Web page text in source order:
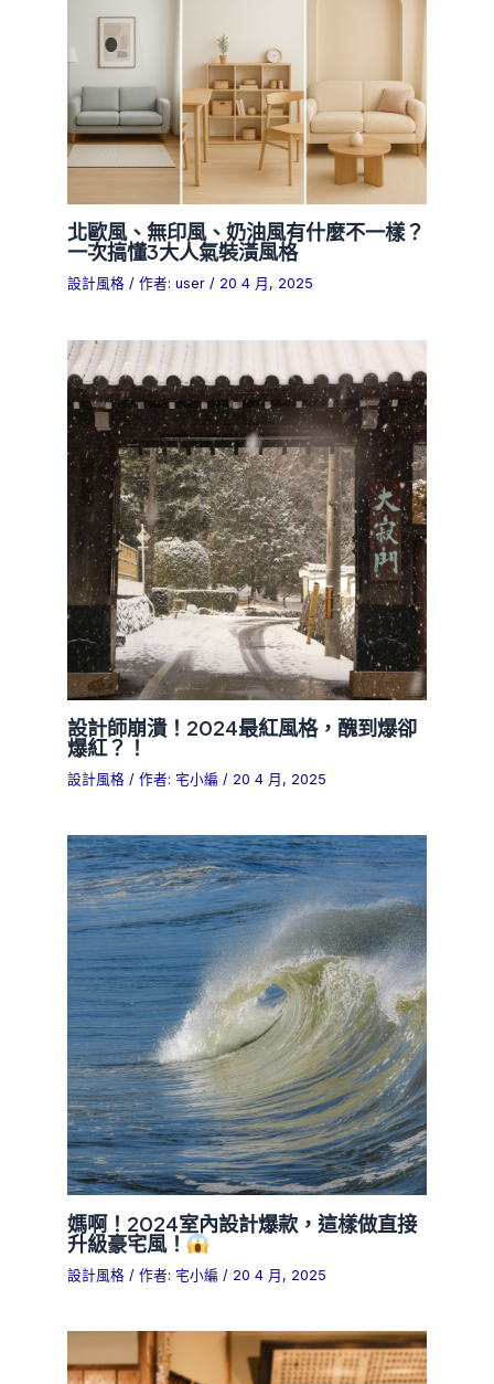
北歐風、無印風、奶油風有什麼不一樣？
一次搞懂3大人氣裝潢風格
設計風格 / 作者:user/ 20 4 月, 2025
設計師崩潰！2024最紅風格，醜到爆卻
爆紅？！
設計風格 / 作者: 宅小編 / 20 4 月, 2025
媽啊！2024室內設計爆款，這樣做直接
升級豪宅風！
設計風格 / 作者: 宅小編/ 20 4 月, 2025